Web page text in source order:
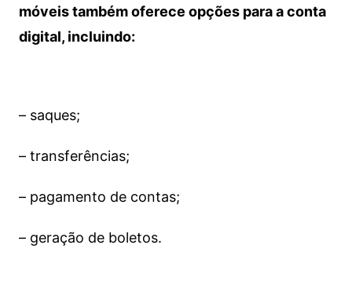
móveis também oferece opções para a conta
digital, incluindo:
– saques;
– transferências;
– pagamento de contas;
– geração de boletos.